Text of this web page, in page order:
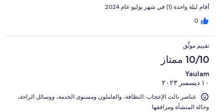
أقام ليلة واحدة (1) في شهر يوليو عام 2024
0
تقييم موثَّق
10/10 ممتاز
Yaulam
١٠ ديسمبر ٢٠٢٣
عناصر نالت الإعجاب: ⁦النظافة⁩، و⁦العاملون ومستوى الخدمة⁩، و⁦وسائل الراحة⁩،
و⁦حالة المنشأة ومرافقها⁩